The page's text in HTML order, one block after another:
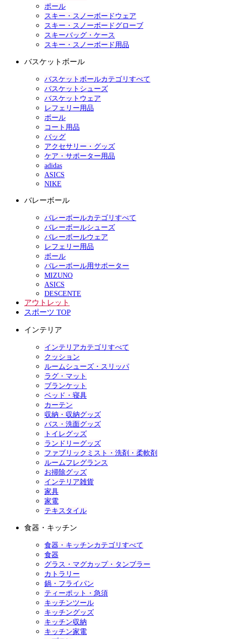
ポール
スキー・スノーボードウェア
スキー・スノーボードグローブ
スキーバッグ・ケース
スキー・スノーボード用品
バスケットボール
バスケットボールカテゴリすべて
バスケットシューズ
バスケットウェア
レフェリー用品
ボール
コート用品
バッグ
アクセサリー・グッズ
ケア・サポーター用品
adidas
ASICS
NIKE
バレーボール
バレーボールカテゴリすべて
バレーボールシューズ
バレーボールウェア
レフェリー用品
ボール
バレーボール用サポーター
MIZUNO
ASICS
DESCENTE
アウトレット
スポーツ TOP
インテリア
インテリアカテゴリすべて
クッション
ルームシューズ・スリッパ
ラグ・マット
ブランケット
ベッド・寝具
カーテン
収納・収納グッズ
バス・洗面グッズ
トイレグッズ
ランドリーグッズ
ファブリックミスト・洗剤・柔軟剤
ルームフレグランス
お掃除グッズ
インテリア雑貨
家具
家電
テキスタイル
食器・キッチン
食器・キッチンカテゴリすべて
食器
グラス・マグカップ・タンブラー
カトラリー
鍋・フライパン
ティーポット・急須
キッチンツール
キッチングッズ
キッチン収納
キッチン家電